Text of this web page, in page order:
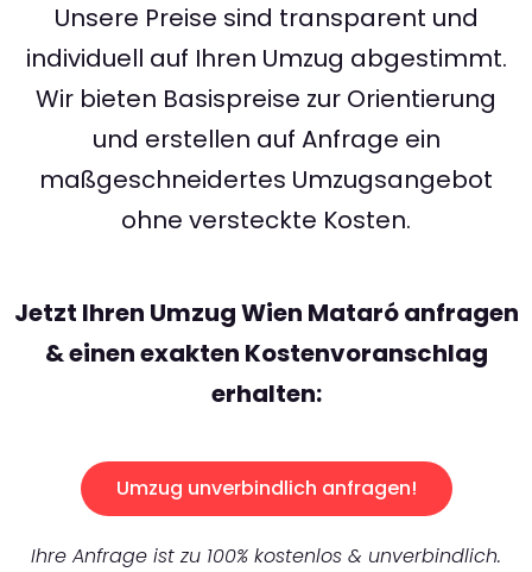
Unsere Preise sind transparent und
individuell auf Ihren Umzug abgestimmt.
Wir bieten Basispreise zur Orientierung
und erstellen auf Anfrage ein
maßgeschneidertes Umzugsangebot
ohne versteckte Kosten.
Jetzt Ihren Umzug Wien Mataró anfragen
& einen exakten Kostenvoranschlag
erhalten:
Umzug unverbindlich anfragen!
Ihre Anfrage ist zu 100% kostenlos & unverbindlich.